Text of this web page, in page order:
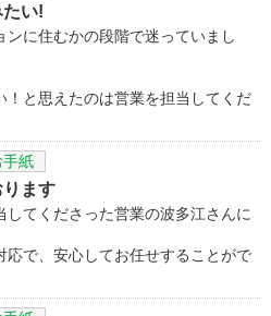
い!
に住むかの段階で迷っていまし
と思えたのは営業を担当してくだ
手紙
ます
てくださった営業の波多江さんに
で、安心してお任せすることがで